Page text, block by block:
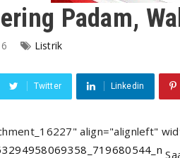
Padam,
Listrik
Twitter Linkedin
align="alignleft"